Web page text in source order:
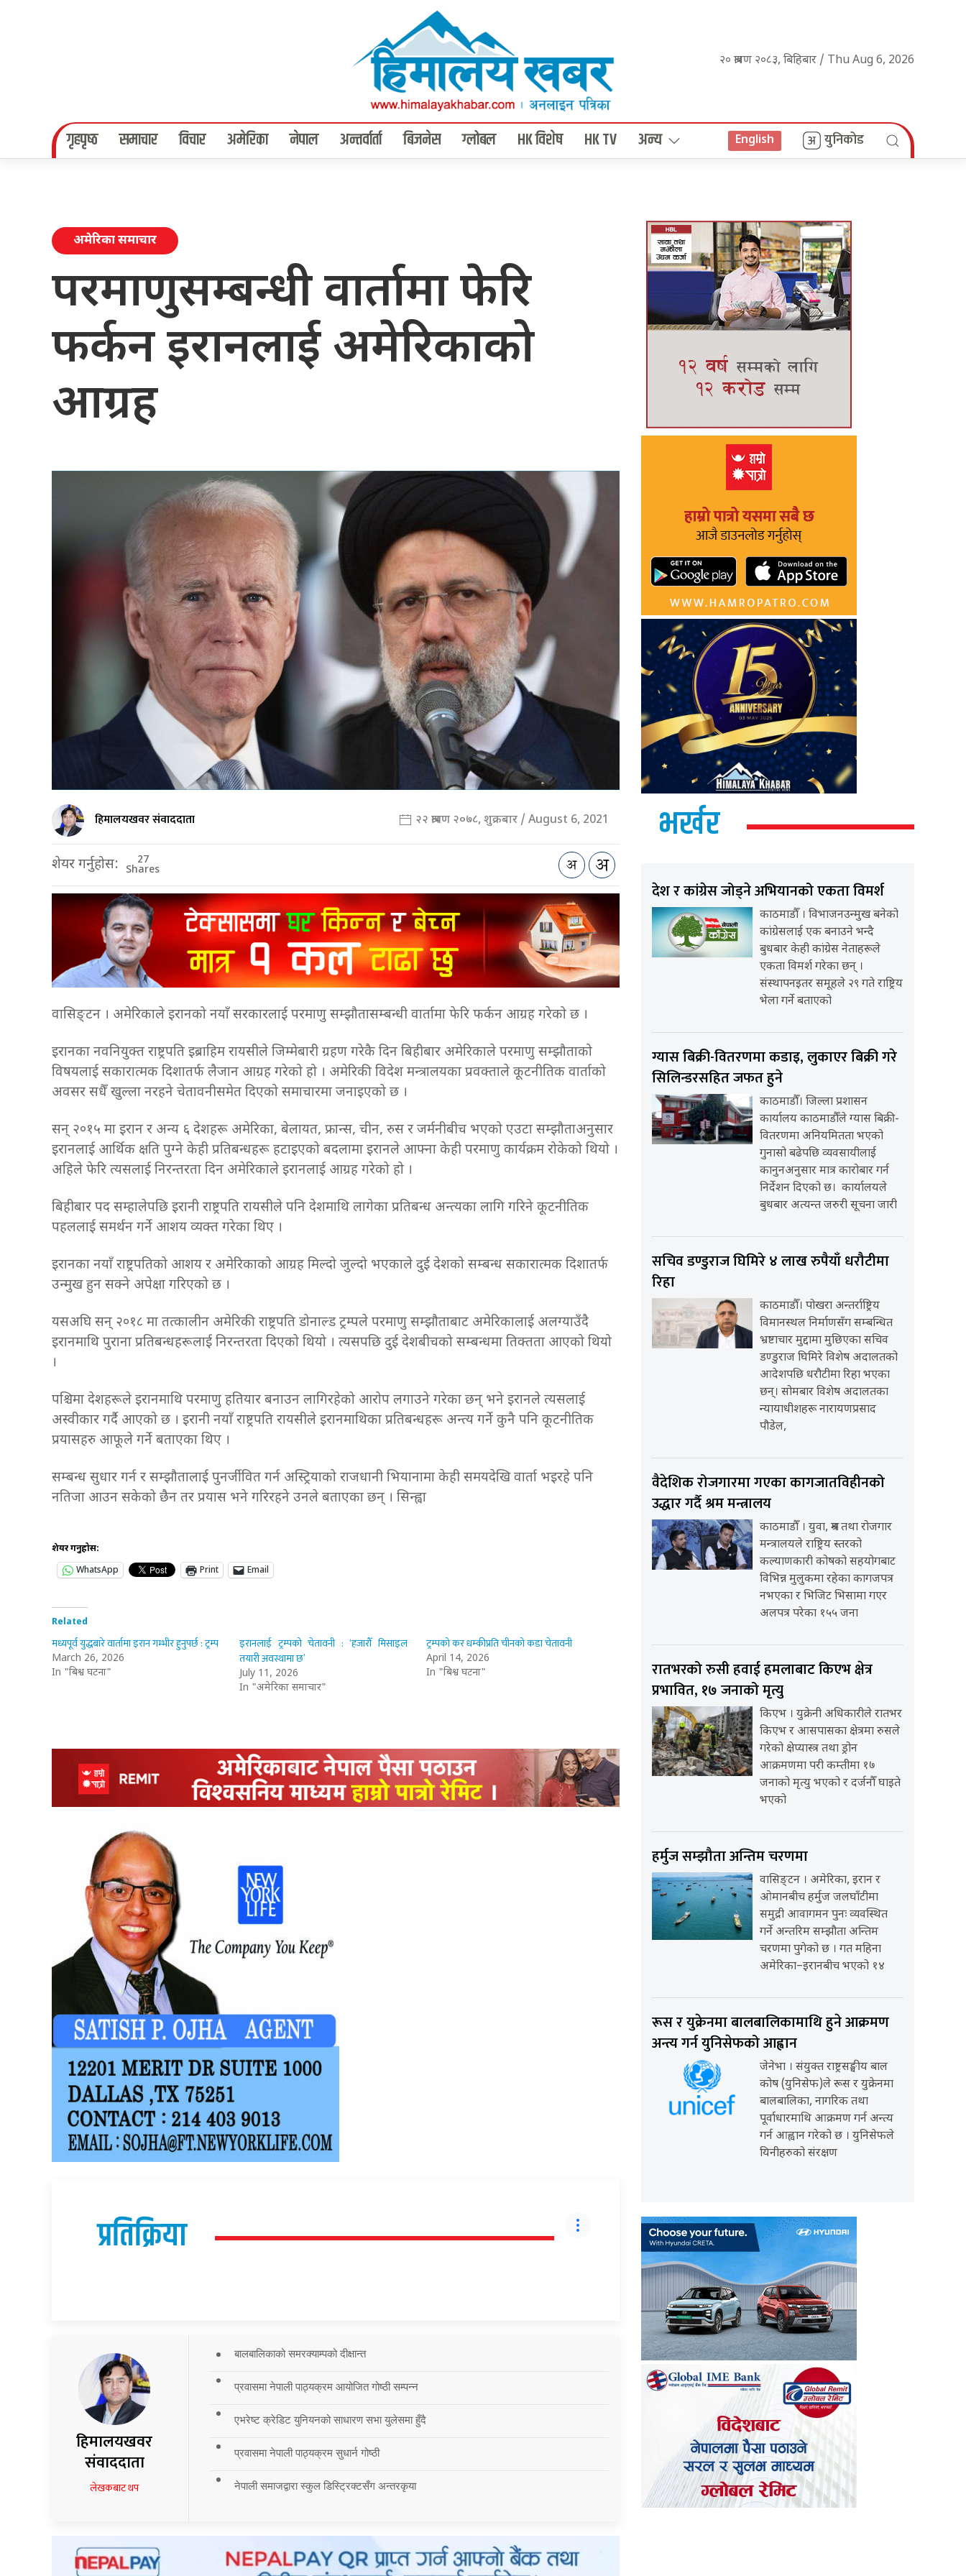
२० श्रावण २०८३, बिहिबार / Thu Aug 6, 2026
गृहपृष्‍ठ समाचार विचार अमेरिका नेपाल अन्तर्वार्ता बिजनेस ग्लोबल HK विशेष HK TV अन्य English युनिकोड
अमेरिका समाचार
परमाणुसम्बन्धी वार्तामा फेरि
फर्कन इरानलाई अमेरिकाको
आग्रह
हिमालयखवर संवाददाता २२ श्रावण २०७८, शुक्रबार / August 6, 2021
शेयर गर्नुहोस: 27
Shares
वासिङ्टन । अमेरिकाले इरानको नयाँ सरकारलाई परमाणु सम्झौतासम्बन्धी वार्तामा फेरि फर्कन आग्रह गरेको छ ।
इरानका नवनियुक्त राष्ट्रपति इब्राहिम रायसीले जिम्मेबारी ग्रहण गरेकै दिन बिहीबार अमेरिकाले परमाणु सम्झौताको
विषयलाई सकारात्मक दिशातर्फ लैजान आग्रह गरेको हो । अमेरिकी विदेश मन्त्रालयका प्रवक्ताले कूटनीतिक वार्ताको
अवसर सधैँ खुल्ला नरहने चेतावनीसमेत दिएको समाचारमा जनाइएको छ ।
सन् २०१५ मा इरान र अन्य ६ देशहरू अमेरिका, बेलायत, फ्रान्स, चीन, रुस र जर्मनीबीच भएको एउटा सम्झौताअनुसार
इरानलाई आर्थिक क्षति पुग्ने केही प्रतिबन्धहरू हटाइएको बदलामा इरानले आफ्ना केही परमाणु कार्यक्रम रोकेको थियो ।
अहिले फेरि त्यसलाई निरन्तरता दिन अमेरिकाले इरानलाई आग्रह गरेको हो ।
बिहीबार पद सम्हालेपछि इरानी राष्ट्रपति रायसीले पनि देशमाथि लागेका प्रतिबन्ध अन्त्यका लागि गरिने कूटनीतिक
पहललाई समर्थन गर्ने आशय व्यक्त गरेका थिए ।
इरानका नयाँ राष्ट्रपतिको आशय र अमेरिकाको आग्रह मिल्दो जुल्दो भएकाले दुई देशको सम्बन्ध सकारात्मक दिशातर्फ
उन्मुख हुन सक्ने अपेक्षा गरिएको छ ।
यसअघि सन् २०१८ मा तत्कालीन अमेरिकी राष्ट्रपति डोनाल्ड ट्रम्पले परमाणु सम्झौताबाट अमेरिकालाई अलग्याउँदै
इरानमाथि पुराना प्रतिबन्धहरूलाई निरन्तरता दिएको थियो । त्यसपछि दुई देशबीचको सम्बन्धमा तिक्तता आएको थियो
।
पश्चिमा देशहरूले इरानमाथि परमाणु हतियार बनाउन लागिरहेको आरोप लगाउने गरेका छन् भने इरानले त्यसलाई
अस्वीकार गर्दै आएको छ । इरानी नयाँ राष्ट्रपति रायसीले इरानमाथिका प्रतिबन्धहरू अन्त्य गर्ने कुनै पनि कूटनीतिक
प्रयासहरु आफूले गर्ने बताएका थिए ।
सम्बन्ध सुधार गर्न र सम्झौतालाई पुनर्जीवित गर्न अस्ट्रियाको राजधानी भियानामा केही समयदेखि वार्ता भइरहे पनि
नतिजा आउन सकेको छैन तर प्रयास भने गरिरहने उनले बताएका छन् । सिन्ह्वा
शेयर गर्नुहोस:
WhatsApp
Print Email
Related
मध्यपूर्व युद्धबारे वार्तामा इरान गम्भीर हुनुपर्छ : ट्रम्प
March 26, 2026
In "बिश्व घटना"
इरानलाई ट्रम्पको चेतावनी : ‘हजारौँ मिसाइल
तयारी अवस्थामा छ’
July 11, 2026
In "अमेरिका समाचार"
ट्रम्पको कर धम्कीप्रति चीनको कडा चेतावनी
April 14, 2026
In "बिश्व घटना"
प्रतिक्रिया
हिमालयखवर
संवाददाता
लेखकबाट थप
बालबालिकाको समरक्याम्पको दीक्षान्त
प्रवासमा नेपाली पाठ्यक्रम आयोजित गोष्ठी सम्पन्न
एभरेष्ट क्रेडिट युनियनको साधारण सभा युलेसमा हुँदै
प्रवासमा नेपाली पाठ्यक्रम सुधार्न गोष्ठी
नेपाली समाजद्वारा स्कुल डिस्ट्रिक्टसँग अन्तरकृया
भर्खर
देश र कांग्रेस जोड्ने अभियानको एकता विमर्श
काठमाडौँ । विभाजनउन्मुख बनेको
कांग्रेसलाई एक बनाउने भन्दै
बुधबार केही कांग्रेस नेताहरूले
एकता विमर्श गरेका छन् ।
संस्थापनइतर समूहले २९ गते राष्ट्रिय
भेला गर्ने बताएको
ग्यास बिक्री-वितरणमा कडाइ, लुकाएर बिक्री गरे
सिलिन्डरसहित जफत हुने
काठमाडौँ। जिल्ला प्रशासन
कार्यालय काठमाडौँले ग्यास बिक्री-
वितरणमा अनियमितता भएको
गुनासो बढेपछि व्यवसायीलाई
कानुनअनुसार मात्र कारोबार गर्न
निर्देशन दिएको छ। कार्यालयले
बुधबार अत्यन्त जरुरी सूचना जारी
सचिव डण्डुराज घिमिरे ४ लाख रुपैयाँ धरौटीमा
रिहा
काठमाडौँ। पोखरा अन्तर्राष्ट्रिय
विमानस्थल निर्माणसँग सम्बन्धित
भ्रष्टाचार मुद्दामा मुछिएका सचिव
डण्डुराज घिमिरे विशेष अदालतको
आदेशपछि धरौटीमा रिहा भएका
छन्। सोमबार विशेष अदालतका
न्यायाधीशहरू नारायणप्रसाद
पौडेल,
वैदेशिक रोजगारमा गएका कागजातविहीनको
उद्धार गर्दै श्रम मन्त्रालय
काठमाडौँ । युवा, श्रम तथा रोजगार
मन्त्रालयले राष्ट्रिय स्तरको
कल्याणकारी कोषको सहयोगबाट
विभिन्न मुलुकमा रहेका कागजपत्र
नभएका र भिजिट भिसामा गएर
अलपत्र परेका १५५ जना
रातभरको रुसी हवाई हमलाबाट किएभ क्षेत्र
प्रभावित, १७ जनाको मृत्यु
किएभ । युक्रेनी अधिकारीले रातभर
किएभ र आसपासका क्षेत्रमा रुसले
गरेको क्षेप्यास्त्र तथा ड्रोन
आक्रमणमा परी कम्तीमा १७
जनाको मृत्यु भएको र दर्जनौँ घाइते
भएको
हर्मुज सम्झौता अन्तिम चरणमा
वासिङ्टन । अमेरिका, इरान र
ओमानबीच हर्मुज जलघाँटीमा
समुद्री आवागमन पुनः व्यवस्थित
गर्ने अन्तरिम सम्झौता अन्तिम
चरणमा पुगेको छ । गत महिना
अमेरिका–इरानबीच भएको १४
रूस र युक्रेनमा बालबालिकामाथि हुने आक्रमण
अन्त्य गर्न युनिसेफको आह्वान
जेनेभा । संयुक्त राष्ट्रसङ्घीय बाल
कोष (युनिसेफ)ले रूस र युक्रेनमा
बालबालिका, नागरिक तथा
पूर्वाधारमाथि आक्रमण गर्न अन्त्य
गर्न आह्वान गरेको छ । युनिसेफले
यिनीहरुको संरक्षण